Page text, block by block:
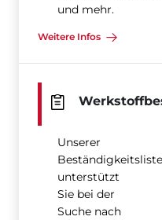
und mehr.
Weitere Infos
Unserer
Beständigkeitsliste
unterstützt
Sie bei der
Suche nach